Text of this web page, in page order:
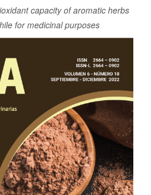
capacity of aromatic herbs
for medicinal purposes